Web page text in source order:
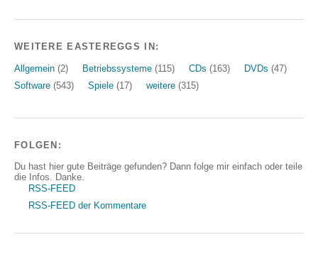
WEITERE EASTEREGGS IN:
Allgemein (2) Betriebssysteme (115) CDs (163) DVDs (47)
Software (543) Spiele (17) weitere (315)
FOLGEN:
Du hast hier gute Beiträge gefunden? Dann folge mir einfach oder teile
die Infos. Danke.
RSS-FEED
RSS-FEED der Kommentare